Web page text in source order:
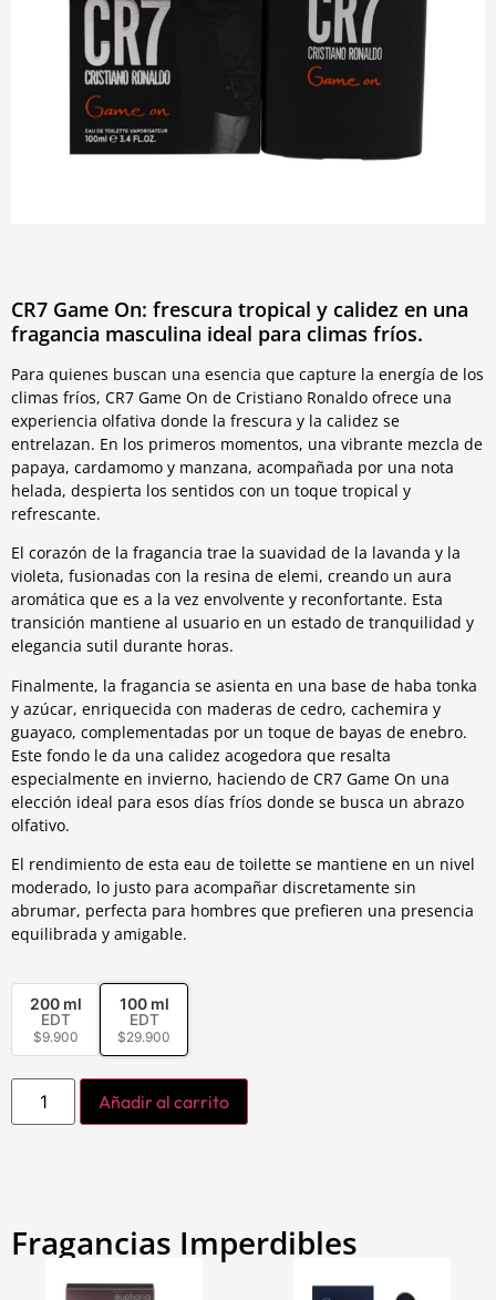
CR7 Game On: frescura tropical y calidez en una
fragancia masculina ideal para climas fríos.
Para quienes buscan una esencia que capture la energía de los
climas fríos, CR7 Game On de Cristiano Ronaldo ofrece una
experiencia olfativa donde la frescura y la calidez se
entrelazan. En los primeros momentos, una vibrante mezcla de
papaya, cardamomo y manzana, acompañada por una nota
helada, despierta los sentidos con un toque tropical y
refrescante.
El corazón de la fragancia trae la suavidad de la lavanda y la
violeta, fusionadas con la resina de elemi, creando un aura
aromática que es a la vez envolvente y reconfortante. Esta
transición mantiene al usuario en un estado de tranquilidad y
elegancia sutil durante horas.
Finalmente, la fragancia se asienta en una base de haba tonka
y azúcar, enriquecida con maderas de cedro, cachemira y
guayaco, complementadas por un toque de bayas de enebro.
Este fondo le da una calidez acogedora que resalta
especialmente en invierno, haciendo de CR7 Game On una
elección ideal para esos días fríos donde se busca un abrazo
olfativo.
El rendimiento de esta eau de toilette se mantiene en un nivel
moderado, lo justo para acompañar discretamente sin
abrumar, perfecta para hombres que prefieren una presencia
equilibrada y amigable.
200 ml
EDT
$9.900
100 ml
EDT
$29.900
Añadir al carrito
Fragancias Imperdibles